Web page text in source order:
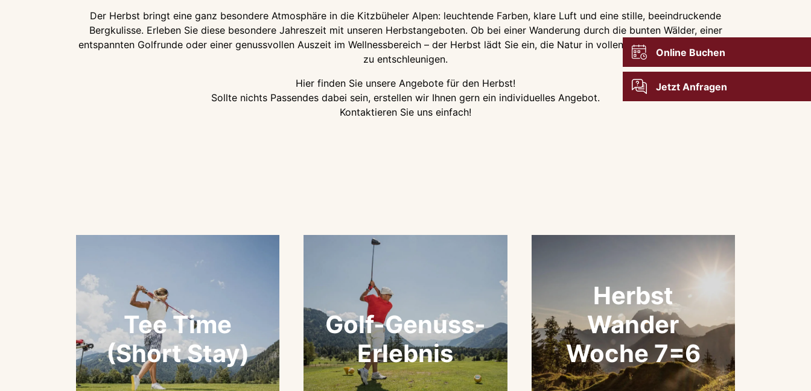
Der Herbst bringt eine ganz besondere Atmosphäre in die Kitzbüheler Alpen: leuchtende Farben, klare Luft und eine stille, beeindruckende
Bergkulisse. Erleben Sie diese besondere Jahreszeit mit unseren Herbstangeboten. Ob bei einer Wanderung durch die bunten Wälder, einer
entspannten Golfrunde oder einer genussvollen Auszeit im Wellnessbereich – der Herbst lädt Sie ein, die Natur in vollen Zügen zu genießen und
zu entschleunigen.
Hier finden Sie unsere Angebote für den Herbst!
Sollte nichts Passendes dabei sein, erstellen wir Ihnen gern ein individuelles Angebot.
Kontaktieren Sie uns einfach!
Tee Time
(Short Stay)
Golf-Genuss-
Erlebnis
Herbst
Wander
Woche 7=6
Online Buchen
Jetzt Anfragen